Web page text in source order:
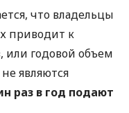
что владельцы
приводит к
или годовой объем
являются
раз в год подают